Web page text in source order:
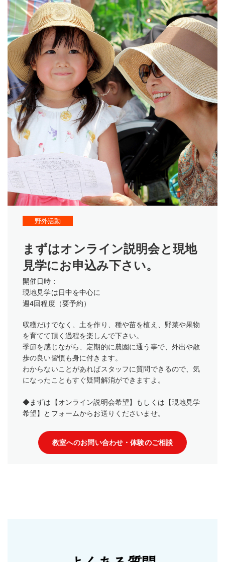
野外活動
まずはオンライン説明会と現地
見学にお申込み下さい。
開催日時：
現地見学は日中を中心に
週4回程度（要予約）
収穫だけでなく、土を作り、種や苗を植え、野菜や果物
を育てて頂く過程を楽しんで下さい。
季節を感じながら、定期的に農園に通う事で、外出や散
歩の良い習慣も身に付きます。
わからないことがあればスタッフに質問できるので、気
になったこともすぐ疑問解消ができますよ。
◆まずは【オンライン説明会希望】もしくは【現地見学
希望】とフォームからお送りくださいませ。
教室へのお問い合わせ・体験のご相談